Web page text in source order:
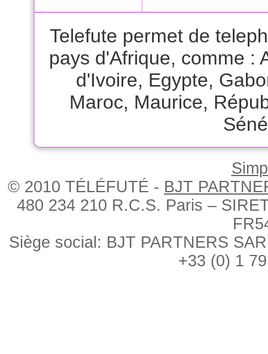
Telefute permet de
pays d'Afrique, comme :
d'Ivoire, Egypte,
Maroc, Maurice,
© 2010 TÉLÉFUTÉ - BJT
480 234 210 R.C.S. Paris –
Siège social: BJT PARTNERS
+33 (0) 1